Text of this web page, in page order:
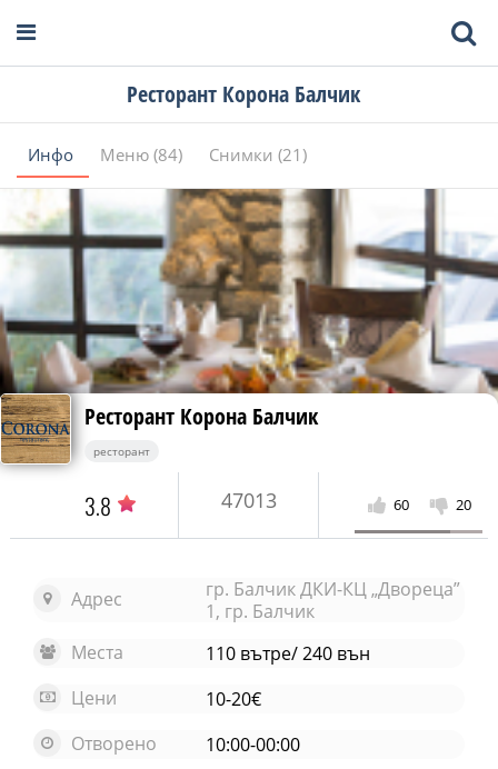
Ресторант Корона Балчик
Инфо Меню (84) Снимки (21)
Ресторант Корона Балчик
ресторант
3.8 47013 60 20
Адрес
гр. Балчик ДКИ-КЦ „Двореца”
1, гр. Балчик
Места
110 вътре/ 240 вън
Цени
10-20€
Отворено
10:00-00:00